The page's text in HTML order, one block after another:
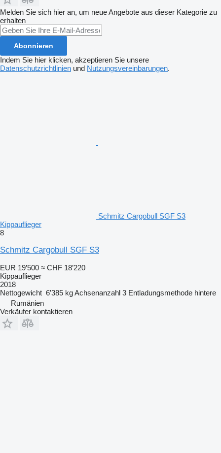
Melden Sie sich hier an, um neue Angebote aus dieser Kategorie zu
erhalten
Abonnieren
Indem Sie hier klicken, akzeptieren Sie unsere
Datenschutzrichtlinien und Nutzungsvereinbarungen.
Schmitz Cargobull SGF S3
Kippauflieger
8
Schmitz Cargobull SGF S3
EUR 19’500 ≈ CHF 18’220
Kippauflieger
2018
Nettogewicht 6’385 kgAchsenanzahl 3 Entladungsmethode hintere
Rumänien
Verkäufer kontaktieren